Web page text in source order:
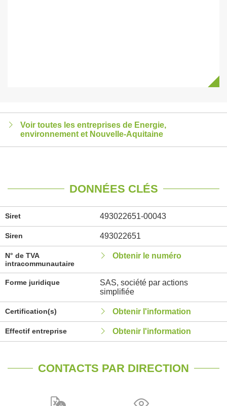
Voir toutes les entreprises de Energie,
environnement et Nouvelle-Aquitaine
DONNÉES CLÉS
Siret 493022651-00043
Siren 493022651
N° de TVA
intracommunautaire
Obtenir le numéro
Forme juridique
SAS, société par actions
simplifiée
Certification(s) Obtenir l'information
Effectif entreprise Obtenir l'information
CONTACTS PAR DIRECTION